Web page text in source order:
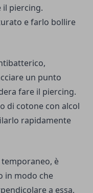
il piercing.
e farlo bollire
un punto
fare il piercing.
di cotone con alcol
rapidamente
temporaneo, è
in modo che
a essa,